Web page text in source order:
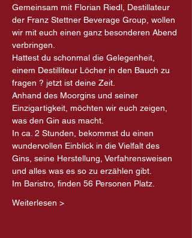
Gemeinsam mit Florian Riedl, Destillateur
der Franz Stettner Beverage Group, wollen
wir mit euch einen ganz besonderen Abend
verbringen.
Hattest du schonmal die Gelegenheit,
einem Destilliteur Löcher in den Bauch zu
fragen ? jetzt ist deine Zeit.
Anhand des Moorgins und seiner
Einzigartigkeit, möchten wir euch zeigen,
was den Gin aus macht.
In ca. 2 Stunden, bekommst du einen
wundervollen Einblick in die Vielfalt des
Gins, seine Herstellung, Verfahrensweisen
und alles was es so zu erzählen gibt.
Im Baristro, finden 56 Personen Platz.
Weiterlesen >